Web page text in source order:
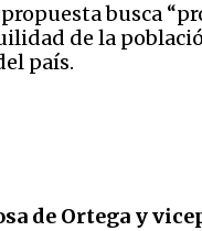
busca
de la
país.
de Ortega y